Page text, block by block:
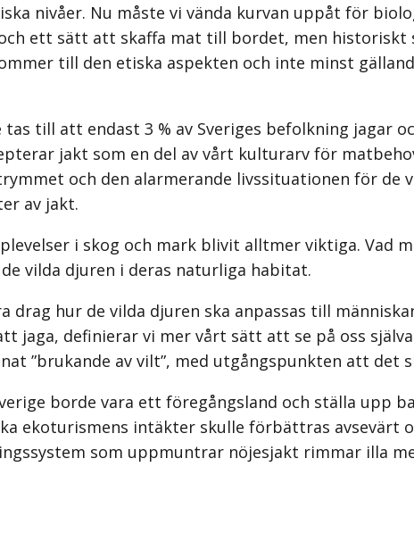
nivåer. Nu måste vi vända kurvan uppåt för
ett sätt att skaffa mat till bordet, men
till den etiska aspekten och inte minst
till att endast 3 % av Sveriges befolkning jagar
jakt som en del av vårt kulturarv för
och den alarmerande livssituationen för de
av jakt.
i skog och mark blivit alltmer viktiga. Vad
vilda djuren i deras naturliga habitat.
hur de vilda djuren ska anpassas till
jaga, definierar vi mer vårt sätt att se på oss
”brukande av vilt”, med utgångspunkten att det
borde vara ett före­gångsland och ställa upp
ekoturismens intäkter skulle förbättras avse­värt
som uppmuntrar nöjesjakt rimmar illa